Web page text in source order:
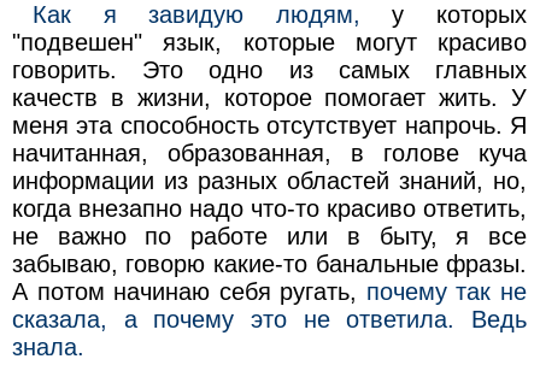
Как я завидую людям, у которых
"подвешен" язык, которые могут красиво
говорить. Это одно из самых главных
качеств в жизни, которое помогает жить. У
меня эта способность отсутствует напрочь. Я
начитанная, образованная, в голове куча
информации из разных областей знаний, но,
когда внезапно надо что-то красиво ответить,
не важно по работе или в быту, я все
забываю, говорю какие-то банальные фразы.
А потом начинаю себя ругать, почему так не
сказала, а почему это не ответила. Ведь
знала.